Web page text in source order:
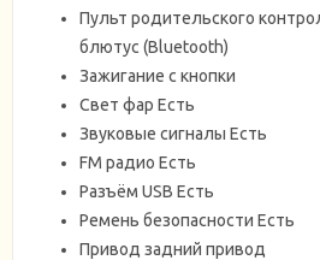
Пульт родительского
блютус (Bluetooth)
Зажигание с кнопки
Свет фар Есть
Звуковые сигналы Есть
FM радио Есть
Разъём USB Есть
Ремень безопасности Есть
Привод задний привод